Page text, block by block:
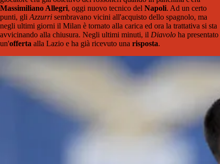
Massimiliano Allegri, oggi nuovo tecnico del Napoli. Ad un certo
punti, gli Azzurri sembravano vicini all'acquisto dello spagnolo, ma
negli ultimi giorni il Milan è tornato alla carica ed ora la trattativa si sta
avvicinando alla chiusura. Negli ultimi minuti, il Diavolo ha presentato
un'offerta alla Lazio e ha già ricevuto una risposta.